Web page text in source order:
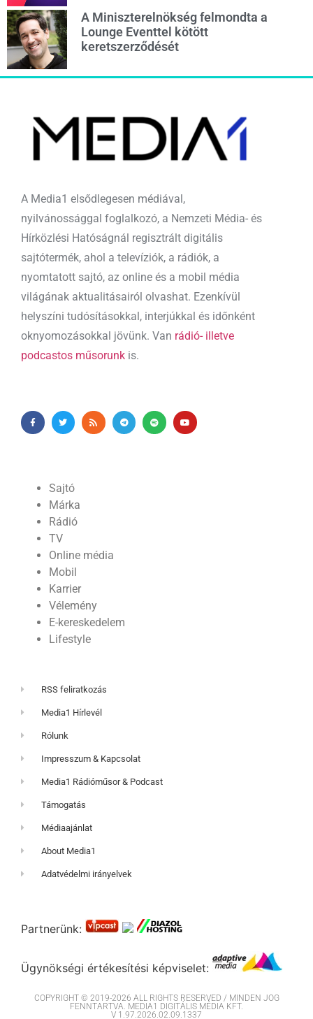
A Miniszterelnökség felmondta a
Lounge Eventtel kötött
keretszerződését
A Media1 elsődlegesen médiával,
nyilvánossággal foglalkozó, a Nemzeti Média- és
Hírközlési Hatóságnál regisztrált digitális
sajtótermék, ahol a televíziók, a rádiók, a
nyomtatott sajtó, az online és a mobil média
világának aktualitásairól olvashat. Ezenkívül
helyszíni tudósításokkal, interjúkkal és időnként
oknyomozásokkal jövünk. Van rádió- illetve
podcastos műsorunk is.
Sajtó
Márka
Rádió
TV
Online média
Mobil
Karrier
Vélemény
E-kereskedelem
Lifestyle
RSS feliratkozás
Media1 Hírlevél
Rólunk
Impresszum & Kapcsolat
Media1 Rádióműsor & Podcast
Támogatás
Médiaajánlat
About Media1
Adatvédelmi irányelvek
Partnerünk:
Ügynökségi értékesítési képviselet:
COPYRIGHT © 2019-2026 ALL RIGHTS RESERVED / MINDEN JOG
FENNTARTVA. MEDIA1 DIGITÁLIS MÉDIA KFT.
V 1.97.2026.02.09.1337